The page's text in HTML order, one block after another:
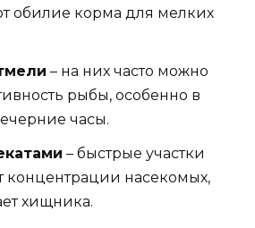
обилие корма для мелких
– на них часто можно
рыбы, особенно в
часы.
– быстрые участки
концентрации насекомых,
хищника.